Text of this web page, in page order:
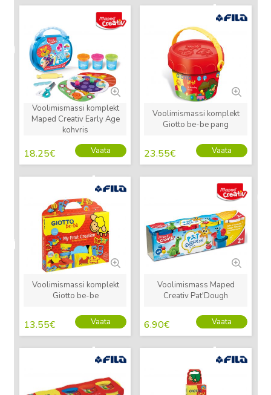
Voolimismassi komplekt
Maped Creativ Early Age
kohvris
18.25€ Vaata
Voolimismassi komplekt
Giotto be-be pang
23.55€ Vaata
Voolimismassi komplekt
Giotto be-be
13.55€ Vaata
Voolimismass Maped
Creativ Pat'Dough
6.90€ Vaata